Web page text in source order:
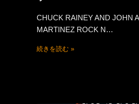
CHUCK RAINEY AND JOHN
MARTINEZ ROCK N…
続きを読む »